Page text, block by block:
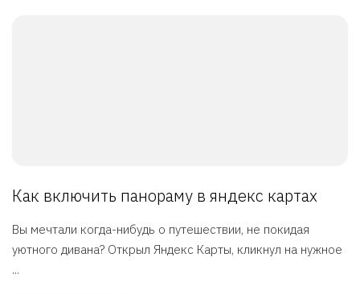
Как включить панораму в яндекс картах
Вы мечтали когда-нибудь о путешествии, не покидая
уютного дивана? Открыл Яндекс Карты, кликнул на нужное
...